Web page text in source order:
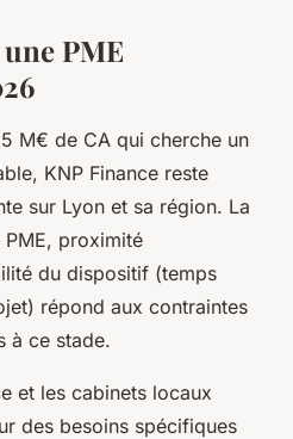
PME
M€ de CA qui cherche un
KNP Finance reste
sur Lyon et sa région. La
proximité
du dispositif (temps
répond aux contraintes
à ce stade.
et les cabinets locaux
des besoins spécifiques